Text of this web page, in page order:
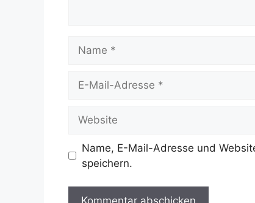
Mail-
Name, E-Mail-Adresse und
speichern.